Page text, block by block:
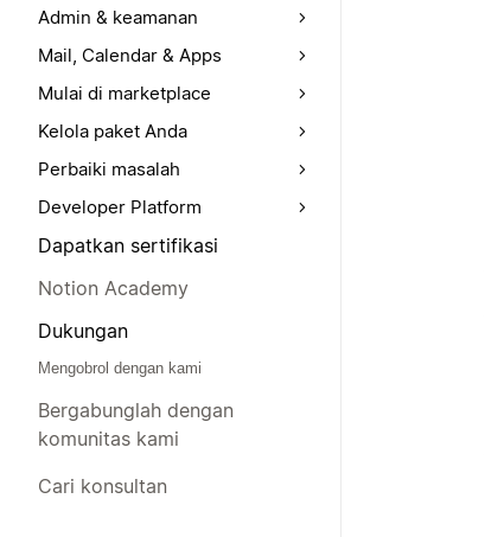
Admin & keamanan
Mail, Calendar & Apps
Mulai di marketplace
Kelola paket Anda
Perbaiki masalah
Developer Platform
Dapatkan sertifikasi
Notion Academy
Dukungan
Mengobrol dengan kami
Bergabunglah dengan
komunitas kami
Cari konsultan